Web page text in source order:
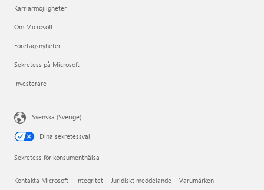
Karriärmöjligheter
Om Microsoft
Företagsnyheter
Sekretess på Microsoft
Investerare
Svenska (Sverige)
Dina sekretessval
Sekretess för konsumenthälsa
Kontakta Microsoft Integritet Juridiskt meddelande Varumärken